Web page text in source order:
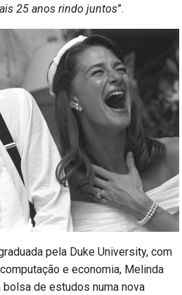
25 anos rindo juntos”.
pela Duke University, com
e economia, Melinda
bolsa de estudos numa nova